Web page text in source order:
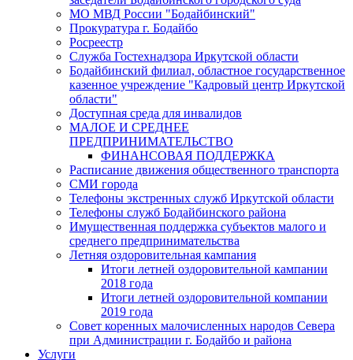
МО МВД России "Бодайбинский"
Прокуратура г. Бодайбо
Росреестр
Служба Гостехнадзора Иркутской области
Бодайбинский филиал, областное государственное
казенное учреждение "Кадровый центр Иркутской
области"
Доступная среда для инвалидов
МАЛОЕ И СРЕДНЕЕ
ПРЕДПРИНИМАТЕЛЬСТВО
ФИНАНСОВАЯ ПОДДЕРЖКА
Расписание движения общественного транспорта
СМИ города
Телефоны экстренных служб Иркутской области
Телефоны служб Бодайбинского района
Имущественная поддержка субъектов малого и
среднего предпринимательства
Летняя оздоровительная кампания
Итоги летней оздоровительной кампании
2018 года
Итоги летней оздоровительной компании
2019 года
Совет коренных малочисленных народов Севера
при Администрации г. Бодайбо и района
Услуги